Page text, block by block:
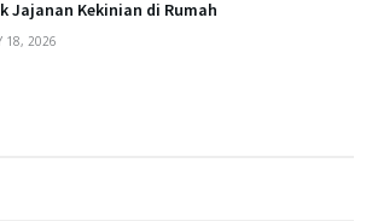
Jajanan Kekinian di Rumah
18, 2026